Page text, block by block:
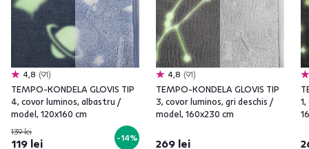
4,8 91
TEMPO-KONDELA GLOVIS TIP
4, covor luminos, albastru /
model, 120x160 cm
139 lei
119 lei -14%
4,8 91
TEMPO-KONDELA GLOVIS TIP
3, covor luminos, gri deschis /
model, 160x230 cm
269 lei